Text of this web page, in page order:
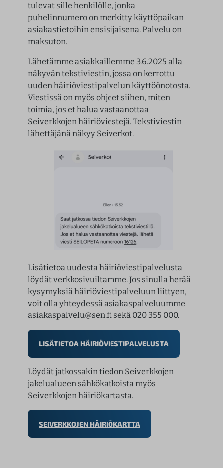
tulevat sille henkilölle, jonka
puhelinnumero on merkitty käyttöpaikan
asiakastietoihin ensisijaisena. Palvelu on
maksuton.
Lähetämme asiakkaillemme 3.6.2025 alla
näkyvän tekstiviestin, jossa on kerrottu
uuden häiriöviestipalvelun käyttöönotosta.
Viestissä on myös ohjeet siihen, miten
toimia, jos et halua vastaanottaa
Seiverkkojen häiriöviestejä. Tekstiviestin
lähettäjänä näkyy Seiverkot.
Lisätietoa uudesta häiriöviestipalvelusta
löydät verkkosivuiltamme. Jos sinulla herää
kysymyksiä häiriöviestipalveluun liittyen,
voit olla yhteydessä asiakaspalveluumme
asiakaspalvelu@sen.fi sekä 020 355 000.
LISÄTIETOA HÄIRIÖVIESTIPALVELUSTA
Löydät jatkossakin tiedon Seiverkkojen
jakelualueen sähkökatkoista myös
Seiverkkojen häiriökartasta.
SEIVERKKOJEN HÄIRIÖKARTTA